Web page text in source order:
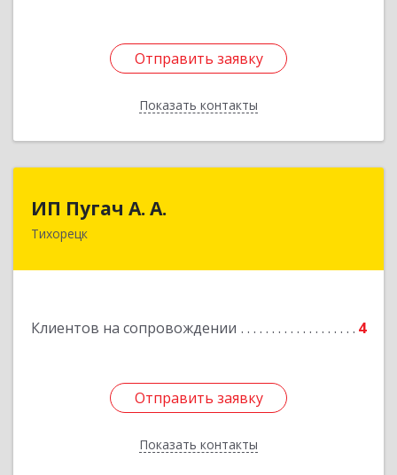
Отправить заявку
Показать контакты
Отправить заявку
Назад
ИП Пугач А. А.
Тихорецк
Клиентов на сопровождении 4
Отправить заявку
Показать контакты
352114, Краснодарский край, Тихорецкий р-н,
Подробнее
Отправить заявку
Назад